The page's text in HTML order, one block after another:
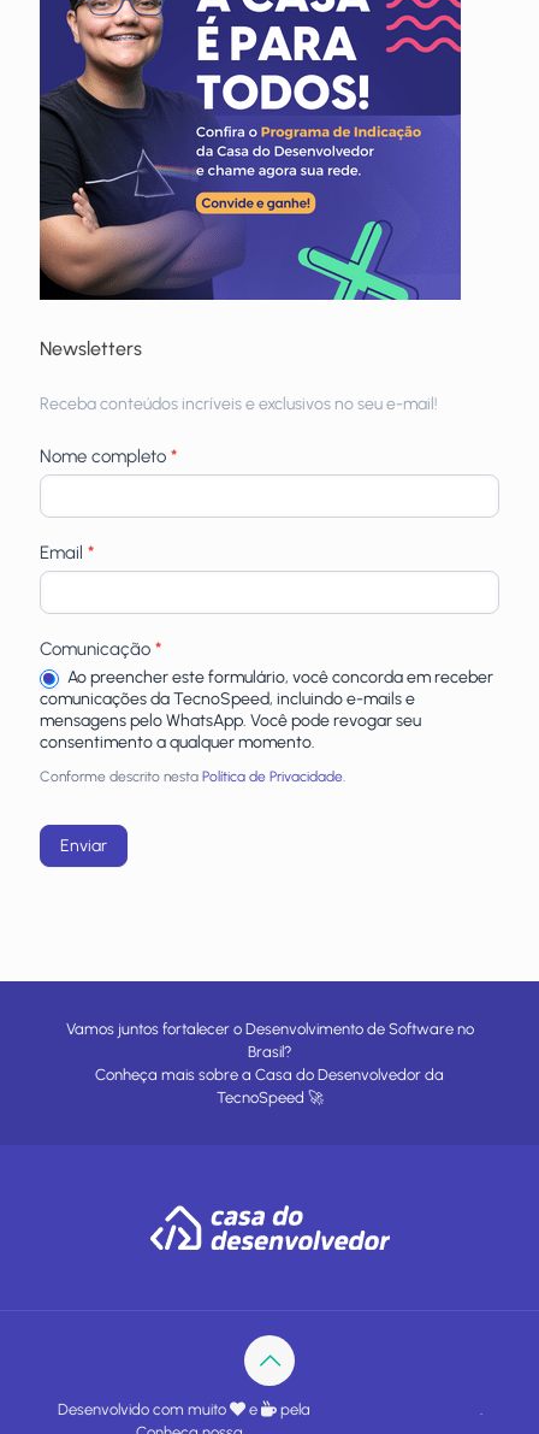
Newsletters
newsletters
Receba conteúdos incríveis e exclusivos no seu e-mail!
Nome completo *
Email *
Comunicação *
Ao preencher este formulário, você concorda em receber
comunicações da TecnoSpeed, incluindo e-mails e
mensagens pelo WhatsApp. Você pode revogar seu
consentimento a qualquer momento.
Conforme descrito nesta Política de Privacidade.
Enviar
Vamos juntos fortalecer o Desenvolvimento de Software no
Brasil?
Conheça mais sobre a Casa do Desenvolvedor da
TecnoSpeed 🚀
Desenvolvido com muito e pela
.